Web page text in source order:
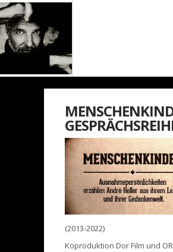
(2013-2022)
Koproduktion Dor Film und